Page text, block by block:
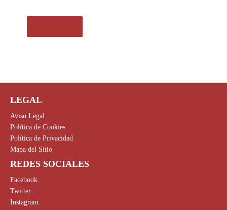
LEGAL
Aviso Legal
Política de Cookies
Política de Privacidad
Mapa del Sitio
REDES SOCIALES
Facebook
Twitter
Instagram